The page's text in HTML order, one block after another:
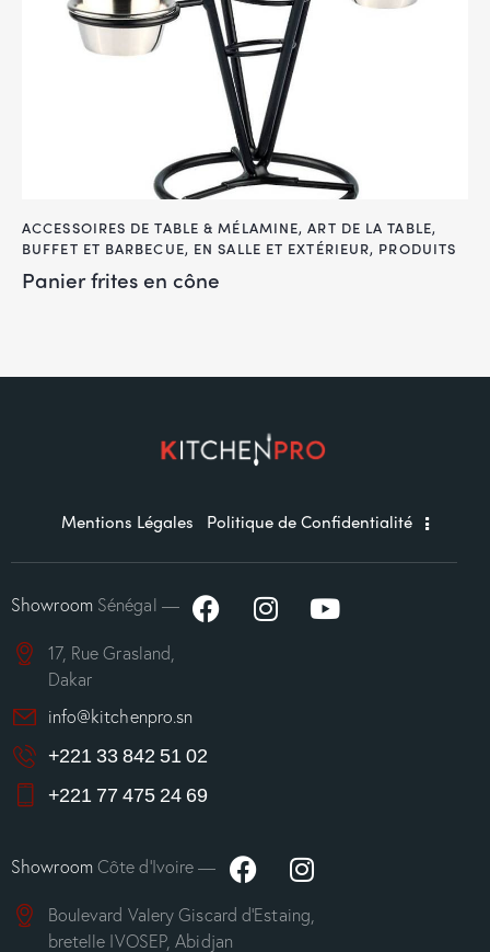
ACCESSOIRES DE TABLE & MÉLAMINE,ART DE LA TABLE,
BUFFET ET BARBECUE, EN SALLE ET EXTÉRIEUR, PRODUITS
Panier frites en cône
Mentions Légales Politique de Confidentialité
ShowroomSénégal —
17, Rue Grasland,
Dakar
info@kitchenpro.sn
+221 33 842 51 02
+221 77 475 24 69
ShowroomCôte d’Ivoire —
Boulevard Valery Giscard d’Estaing,
bretelle IVOSEP, Abidjan